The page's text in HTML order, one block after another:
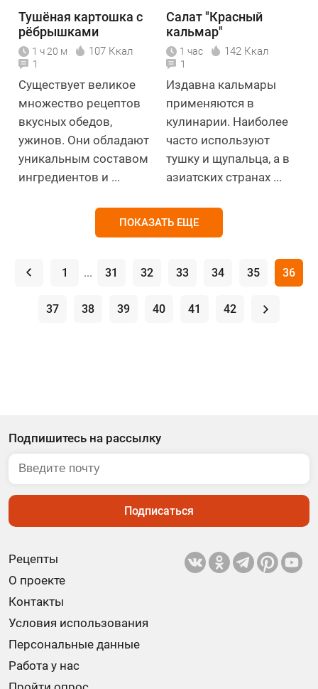
Тушёная картошка с
рёбрышками
1 ч 20 м 107 Ккал
1
Существует великое
множество рецептов
вкусных обедов,
ужинов. Они обладают
уникальным составом
ингредиентов и ...
Салат "Красный
кальмар"
1 час 142 Ккал
1
Издавна кальмары
применяются в
кулинарии. Наиболее
часто используют
тушку и щупальца, а в
азиатских странах ...
ПОКАЗАТЬ ЕЩЕ
. 1 ... 31 32 33 34 35 36
37 38 39 40 41 42 .
Рецепты
О проекте
Контакты
Условия использования
Персональные данные
Работа у нас
Подпишитесь на рассылку
Подписаться